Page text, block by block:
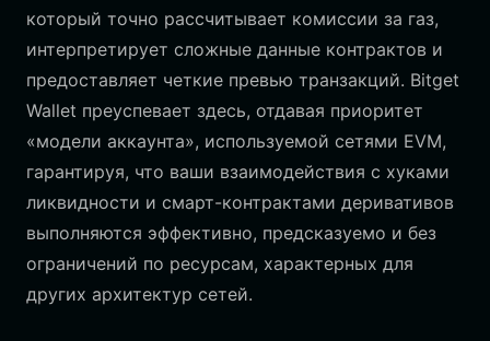
который точно рассчитывает комиссии за газ,
интерпретирует сложные данные контрактов и
предоставляет четкие превью транзакций. Bitget
Wallet преуспевает здесь, отдавая приоритет
«модели аккаунта», используемой сетями EVM,
гарантируя, что ваши взаимодействия с хуками
ликвидности и смарт-контрактами деривативов
выполняются эффективно, предсказуемо и без
ограничений по ресурсам, характерных для
других архитектур сетей.